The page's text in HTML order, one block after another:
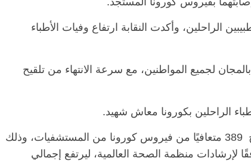
الراحلين، وأكدت النقابة ارتفاع وفيات الأطباء
لجميع المواطنين، مع سرعة الانتهاء من تلقيح
الراحلين بكورونا معاش شهيد.
وبالأمس أعلنت وزارة الصحة والسكان، عن خروج 389 متعافيًا من فيروس كورونا من المستشفيات، وذلك
لإرشادات منظمة الصحة العالمية، ليرتفع إجمالي